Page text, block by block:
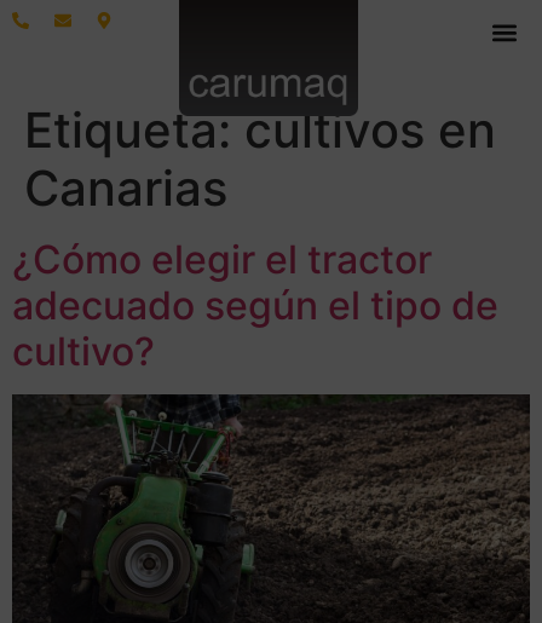
Etiqueta:cultivos en
Canarias
¿Cómo elegir el tractor
adecuado según el tipo de
cultivo?